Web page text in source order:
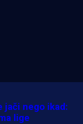
Zmaja:
Kodre
jači nego ikad:
lige